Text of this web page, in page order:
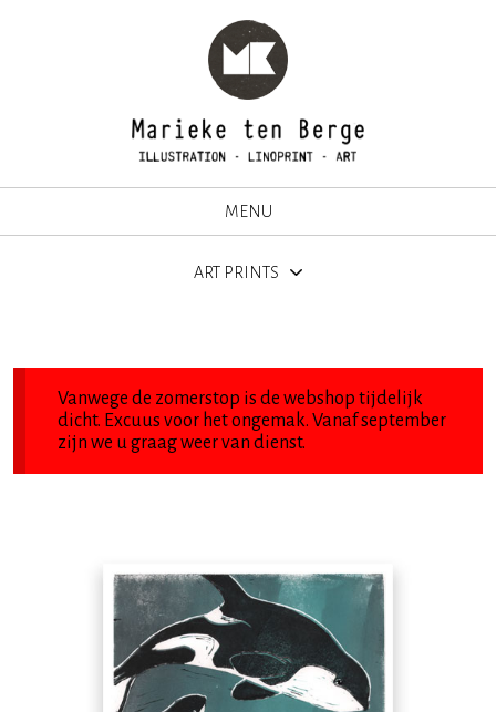
MENU
ART PRINTS
Vanwege de zomerstop is de webshop tijdelijk
dicht. Excuus voor het ongemak. Vanaf september
zijn we u graag weer van dienst.